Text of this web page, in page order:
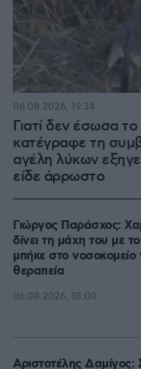
Γιατί δεν έσωσα
κατέγραφε τη
αγέλη λύκων
είδε άρρωστο
06.08.2026, 19:34
Γιώργος Παράσχος:
δίνει τη μάχη του με
μπήκε στο νοσοκομείο
θεραπεία
06.08.2026, 18:00
Αριστοτέλης Δαμίγος: